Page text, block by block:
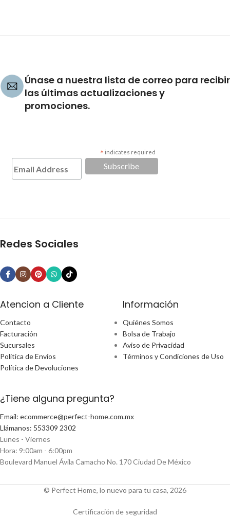
Únase a nuestra lista de correo para recibir
las últimas actualizaciones y
promociones.
* indicates required
Redes Sociales
Atencion a Cliente
Contacto
Facturación
Sucursales
Política de Envíos
Política de Devoluciones
Información
Quiénes Somos
Bolsa de Trabajo
Aviso de Privacidad
Términos y Condiciones de Uso
¿Tiene alguna pregunta?
Email: ecommerce@perfect-home.com.mx
Llámanos: 553309 2302
Lunes - Viernes
Hora: 9:00am - 6:00pm
Boulevard Manuel Ávila Camacho No. 170 Ciudad De México
© Perfect Home, lo nuevo para tu casa, 2026
Certificación de seguridad